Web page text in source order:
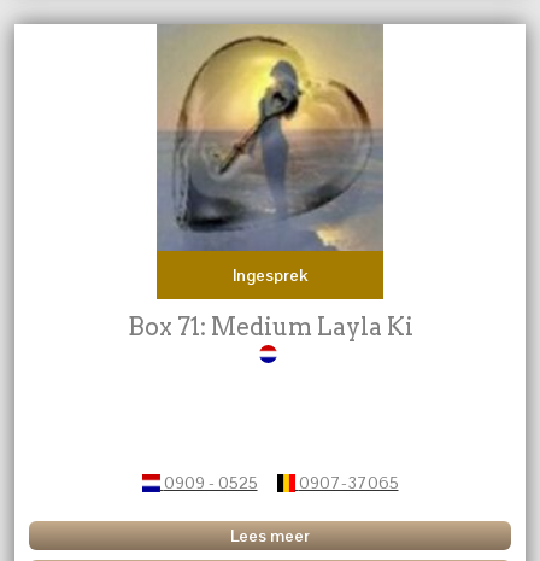
Ingesprek
Box 71: Medium Layla Ki
0909 - 0525 0907-37065
Lees meer